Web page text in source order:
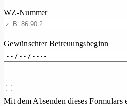
WZ-Nummer
Gewünschter Betreuungsbeginn
Mit dem Absenden dieses Formulars